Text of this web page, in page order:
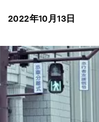
2022年10月13日